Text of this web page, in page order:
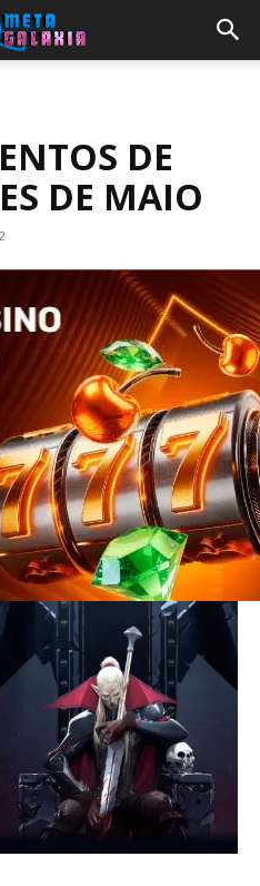
DE
DE MAIO